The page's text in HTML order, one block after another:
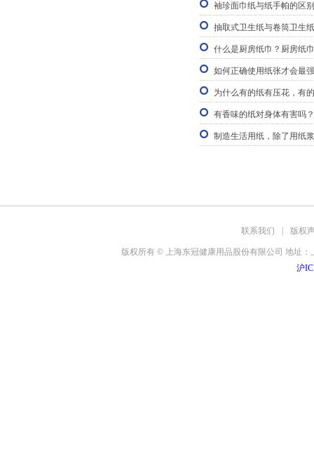
袖珍面巾纸与纸手帕的区
抽取式卫生纸与卷筒卫生
什么是厨房纸巾？厨房纸
如何正确使用纸张才会最
为什么有的纸有压花，有
有香味的纸对身体有害吗？
制造生活用纸，除了用纸
联系我们 版权
版权所有 © 上海东冠健康用品股份有限公司 地址：
沪